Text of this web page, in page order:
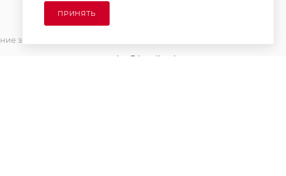
заказа
order@kupikashpo.ru
ПРИНЯТЬ